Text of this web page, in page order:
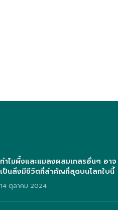
ทำไมผึ้งและแมลงผสมเกสรอื่นๆ อาจ
เป็นสิ่งมีชีวิตที่สำคัญที่สุดบนโลกใบนี้
14 ตุลาคม 2024